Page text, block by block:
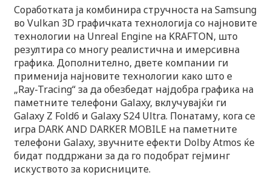
Соработката ја комбинира стручноста на Samsung
во Vulkan 3D графичката технологија со најновите
технологии на Unreal Engine на KRAFTON, што
резултира со многу реалистична и имерсивна
графика. Дополнително, двете компании ги
применија најновите технологии како што е
„Ray-Tracing“ за да обезбедат најдобра графика на
паметните телефони Galaxy, вклучувајќи ги
Galaxy Z Fold6 и Galaxy S24 Ultra. Понатаму, кога се
игра DARK AND DARKER MOBILE на паметните
телефони Galaxy, звучните ефекти Dolby Atmos ќе
бидат поддржани за да го подобрат гејминг
искуството за корисниците.